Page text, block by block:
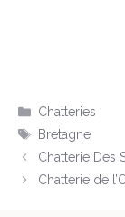
Catégories
Chatteries
Étiquettes
Bretagne
Chatterie Des
Chatterie de